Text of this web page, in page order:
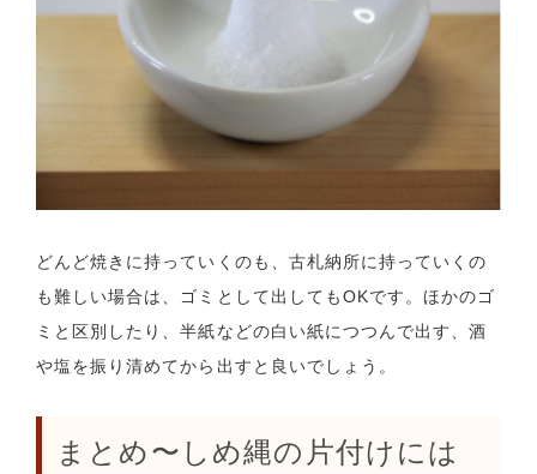
どんど焼きに持っていくのも、古札納所に持っていくの
も難しい場合は、ゴミとして出してもOKです。ほかのゴ
ミと区別したり、半紙などの白い紙につつんで出す、酒
や塩を振り清めてから出すと良いでしょう。
まとめ〜しめ縄の片付けには